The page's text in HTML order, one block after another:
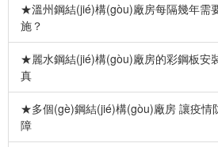
★溫州鋼結(jié)構(gòu)廠房每隔幾年需
施？
★麗水鋼結(jié)構(gòu)廠房的彩鋼板安
真
★多個(gè)鋼結(jié)構(gòu)廠房 讓疫情
障